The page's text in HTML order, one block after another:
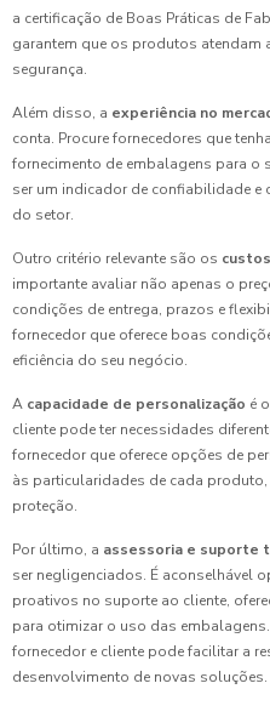
a certificação de Boas Práticas de
garantem que os produtos
segurança.
Além disso, a experiência no
conta. Procure fornecedores que
fornecimento de embalagens para o
ser um indicador de confiabilidade e
do setor.
Outro critério relevante são os
importante avaliar não apenas o
condições de entrega, prazos e
fornecedor que oferece boas
eficiência do seu negócio.
A capacidade de personalização é
cliente pode ter necessidades
fornecedor que oferece opções de
às particularidades de cada
proteção.
Por último, a assessoria e suporte
ser negligenciados. É aconselhável
proativos no suporte ao cliente,
para otimizar o uso das
fornecedor e cliente pode facilitar a
desenvolvimento de novas soluções.